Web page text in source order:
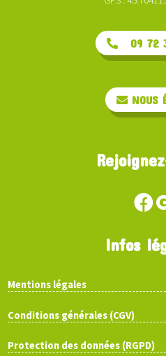
09 72
NOUS
Infos
Mentions légales
Conditions générales (CGV)
Protection des données (RGPD)